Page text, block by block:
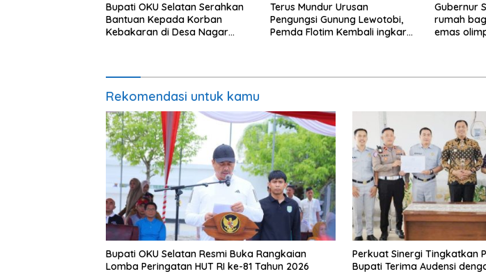
Bupati OKU Selatan Serahkan
Bantuan Kepada Korban
Kebakaran di Desa Nagar
Terus Mundur Urusan
Pengungsi Gunung Lewotobi,
Pemda Flotim Kembali ingkar
Gubernur
rumah
emas
Rekomendasi untuk kamu
Bupati OKU Selatan Resmi Buka Rangkaian
Lomba Peringatan HUT RI ke-81 Tahun 2026
Perkuat Sinergi Tingkatkan
Bupati Terima Audensi